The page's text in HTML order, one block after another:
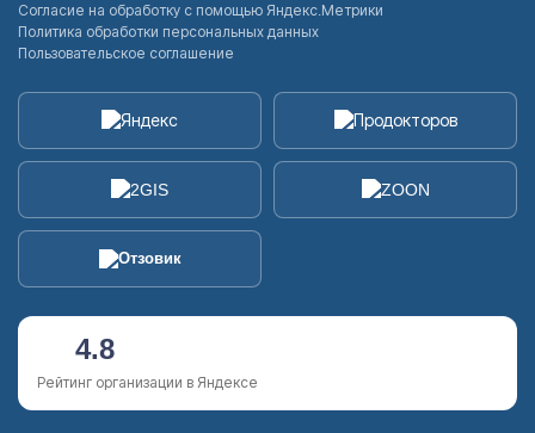
Согласие на обработку с помощью Яндекс.Метрики
Политика обработки персональных данных
Пользовательское соглашение
4.8
Рейтинг организации в Яндексе